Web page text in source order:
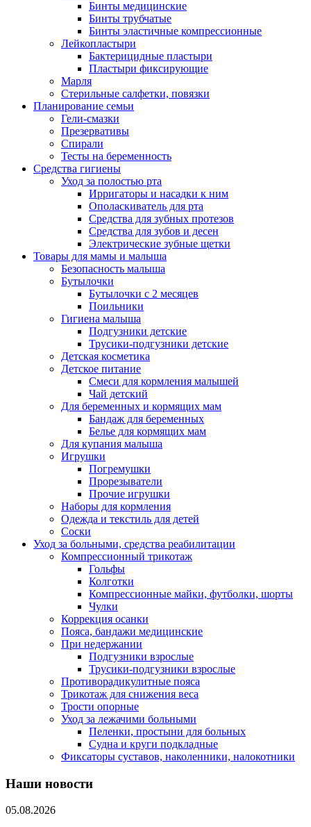
Бинты медицинские
Бинты трубчатые
Бинты эластичные компрессионные
Лейкопластыри
Бактерицидные пластыри
Пластыри фиксирующие
Марля
Стерильные салфетки, повязки
Планирование семьи
Гели-смазки
Презервативы
Спирали
Тесты на беременность
Средства гигиены
Уход за полостью рта
Ирригаторы и насадки к ним
Ополаскиватель для рта
Средства для зубных протезов
Средства для зубов и десен
Электрические зубные щетки
Товары для мамы и малыша
Безопасность малыша
Бутылочки
Бутылочки с 2 месяцев
Поильники
Гигиена малыша
Подгузники детские
Трусики-подгузники детские
Детская косметика
Детское питание
Смеси для кормления малышей
Чай детский
Для беременных и кормящих мам
Бандаж для беременных
Белье для кормящих мам
Для купания малыша
Игрушки
Погремушки
Прорезыватели
Прочие игрушки
Наборы для кормления
Одежда и текстиль для детей
Соски
Уход за больными, средства реабилитации
Компрессионный трикотаж
Гольфы
Колготки
Компрессионные майки, футболки, шорты
Чулки
Коррекция осанки
Пояса, бандажи медицинские
При недержании
Подгузники взрослые
Трусики-подгузники взрослые
Противорадикулитные пояса
Трикотаж для снижения веса
Трости опорные
Уход за лежачими больными
Пеленки, простыни для больных
Судна и круги подкладные
Фиксаторы суставов, наколенники, налокотники
Наши новости
05.08.2026